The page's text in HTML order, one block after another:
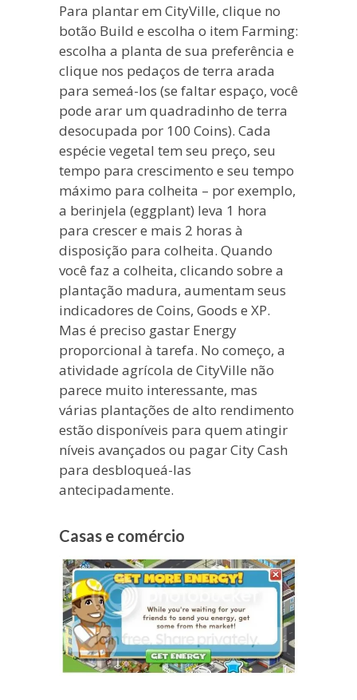
Para plantar em CityVille, clique no
botão Build e escolha o item Farming:
escolha a planta de sua preferência e
clique nos pedaços de terra arada
para semeá-los (se faltar espaço, você
pode arar um quadradinho de terra
desocupada por 100 Coins). Cada
espécie vegetal tem seu preço, seu
tempo para crescimento e seu tempo
máximo para colheita – por exemplo,
a berinjela (eggplant) leva 1 hora
para crescer e mais 2 horas à
disposição para colheita. Quando
você faz a colheita, clicando sobre a
plantação madura, aumentam seus
indicadores de Coins, Goods e XP.
Mas é preciso gastar Energy
proporcional à tarefa. No começo, a
atividade agrícola de CityVille não
parece muito interessante, mas
várias plantações de alto rendimento
estão disponíveis para quem atingir
níveis avançados ou pagar City Cash
para desbloqueá-las
antecipadamente.
Casas e comércio